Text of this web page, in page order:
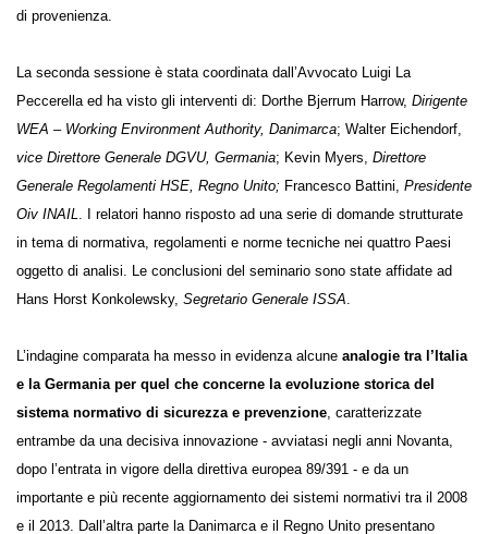
indagine sopra menzionati rappresentando il quadro dei rispettivi
La seconda sessione è stata coordinata dall’Avvocato Luigi La
Peccerella ed ha visto gli interventi di: Dorthe Bjerrum Harrow,
Dirigente WEA – Working Environment Authority, Danimarca; Walter
Eichendorf,vice Direttore Generale DGVU, Germania ; Kevin Myers,
Direttore Generale Regolamenti HSE, Regno Unito;Francesco Battini,
Presidente Oiv INAIL . I relatori hanno risposto ad una serie di
domande strutturate in tema di normativa, regolamenti e norme
tecniche nei quattro Paesi oggetto di analisi. Le conclusioni del
Generale ISSA.
L’indagine comparata ha messo in evidenza alcuneanalogie tra
l’Italia e la Germania per quel che concerne la evoluzione
storica del sistema normativo di sicurezza e prevenzione
caratterizzate entrambe da una decisiva innovazione - avviatasi negli
anni Novanta, dopo l’entrata in vigore della direttiva europea 89/391 -